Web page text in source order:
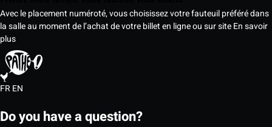
Avec le placement numéroté, vous choisissez votre fauteuil préféré dans
la salle au moment de l’achat de votre billet en ligne ou sur siteEn savoir
plus
FREN
Do you have a question?